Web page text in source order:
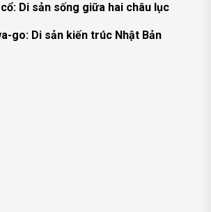
Di sản sống giữa hai châu lục
go: Di sản kiến trúc Nhật Bản